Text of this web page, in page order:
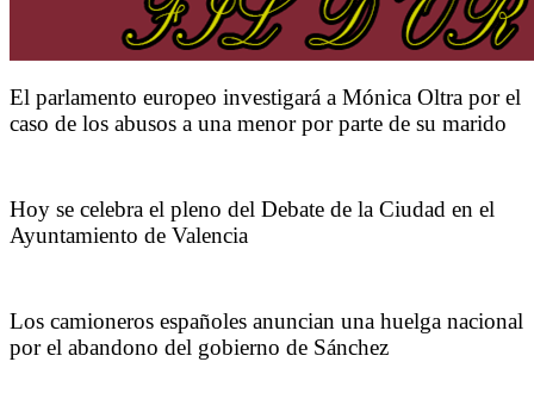
El parlamento europeo investigará a Mónica Oltra por el
caso de los abusos a una menor por parte de su marido
Hoy se celebra el pleno del Debate de la Ciudad en el
Ayuntamiento de Valencia
Los camioneros españoles anuncian una huelga nacional
por el abandono del gobierno de Sánchez